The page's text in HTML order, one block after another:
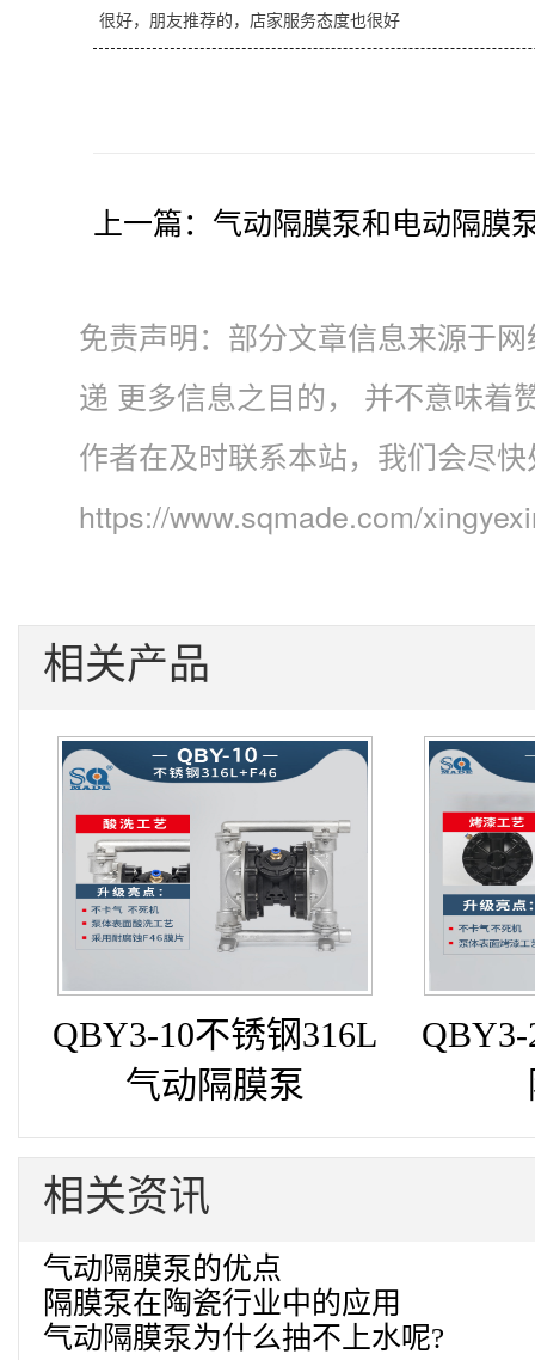
很好，朋友推荐的，店家服务态度也很好
上一篇： 气动隔膜泵和电动隔膜
免责声明：部分文章信息来源于
递 更多信息之目的， 并不意味着
作者在及时联系本站，我们会尽
https://www.sqmade.com/
相关产品
QBY3-10不锈钢316L
气动隔膜泵
相关资讯
气动隔膜泵的优点
隔膜泵在陶瓷行业中的应用
气动隔膜泵为什么抽不上水呢?